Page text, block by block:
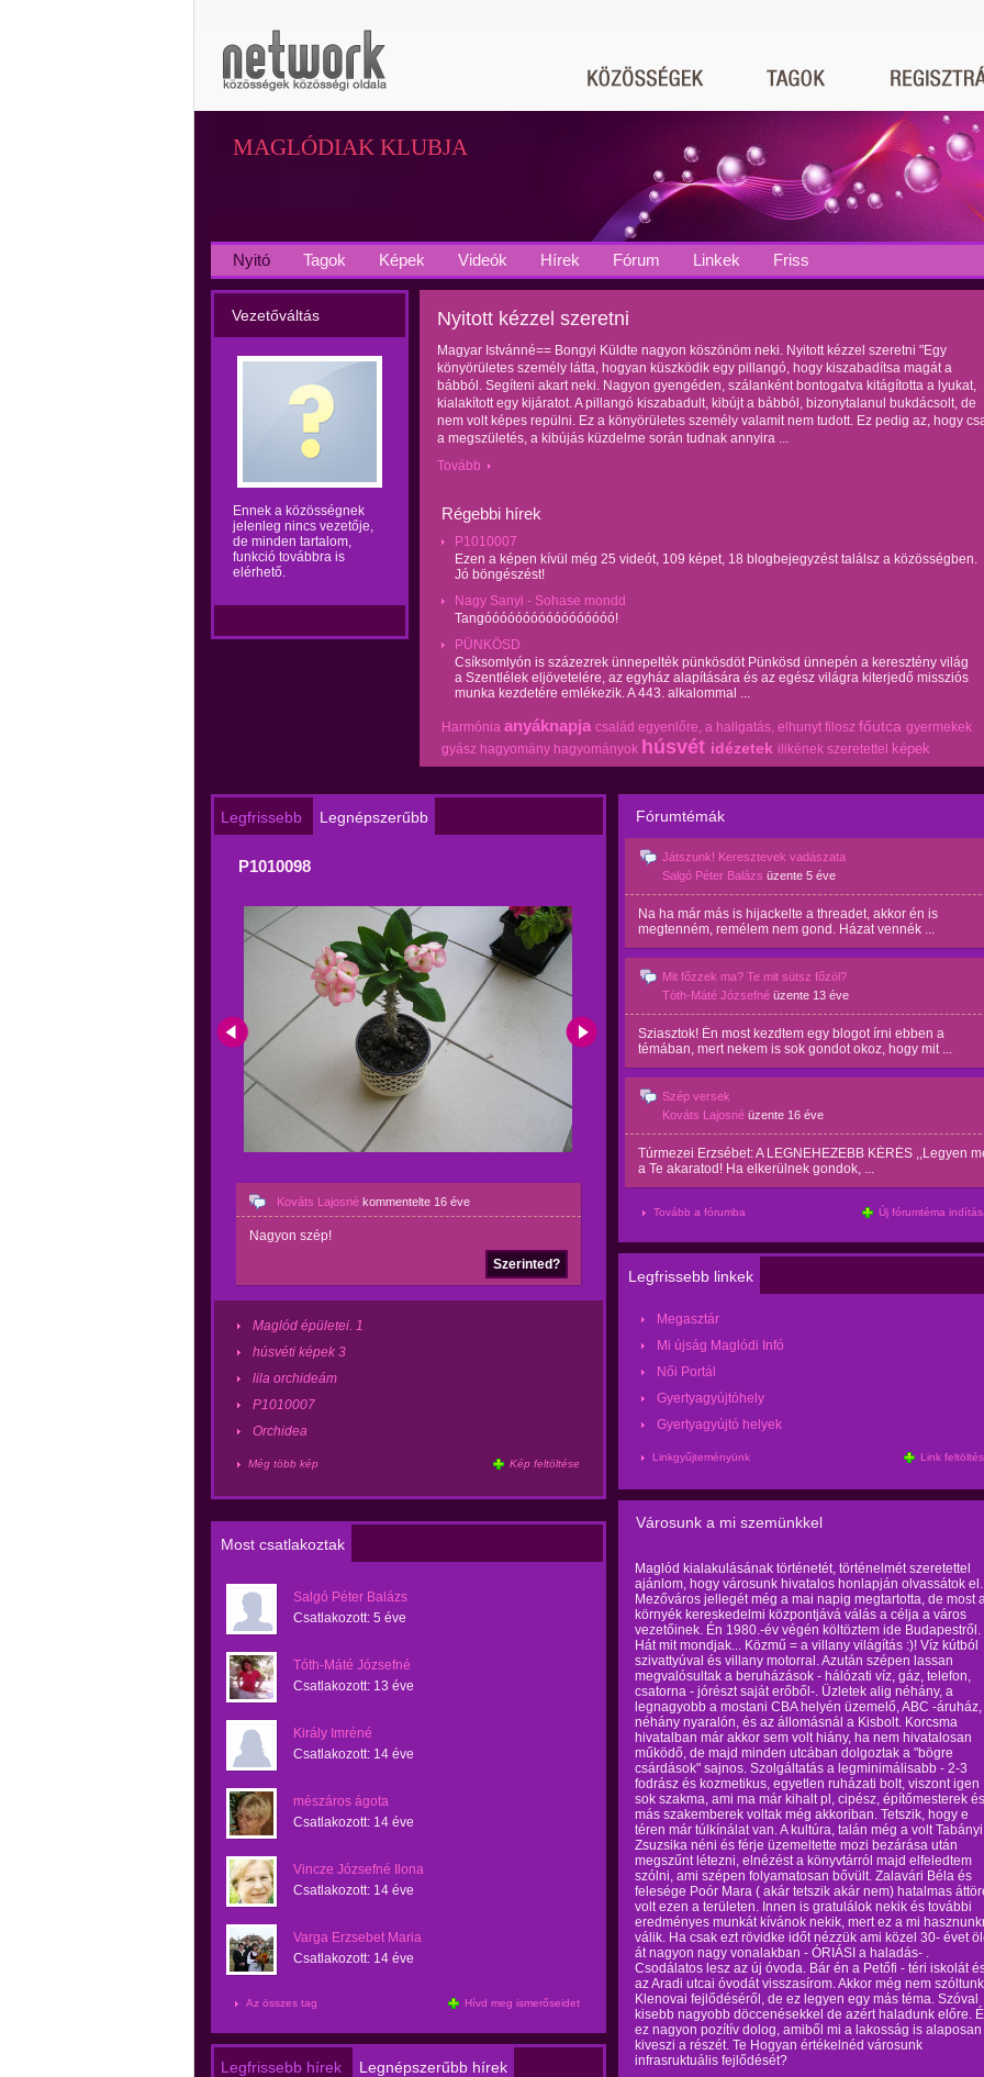
MAGLÓDIAK KLUBJA
Nyitó Tagok Képek Videók Hírek Fórum Linkek Friss
Vezetőváltás
Ennek a közösségnek
jelenleg nincs vezetője,
de minden tartalom,
funkció továbbra is
elérhető.
Nyitott kézzel szeretni
Magyar Istvánné== Bongyi Küldte nagyon köszönöm neki. Nyitott kézzel szeretni "Egy
könyörületes személy látta, hogyan küszködik egy pillangó, hogy kiszabadítsa magát a
bábból. Segíteni akart neki. Nagyon gyengéden, szálanként bontogatva kitágította a lyukat,
kialakított egy kijáratot. A pillangó kiszabadult, kibújt a bábból, bizonytalanul bukdácsolt, de
nem volt képes repülni. Ez a könyörületes személy valamit nem tudott. Ez pedig az, hogy
a megszületés, a kibújás küzdelme során tudnak annyira ...
Tovább
Régebbi hírek
P1010007
Ezen a képen kívül még 25 videót, 109 képet, 18 blogbejegyzést találsz a közösségben.
Jó böngészést!
Nagy Sanyi - Sohase mondd
Tangóóóóóóóóóóóóóóóóó!
PÜNKÖSD
Csíksomlyón is százezrek ünnepelték pünkösdöt Pünkösd ünnepén a keresztény világ
a Szentlélek eljövetelére, az egyház alapítására és az egész világra kiterjedő missziós
munka kezdetére emlékezik. A 443. alkalommal ...
Harmónia anyáknapja család egyenlőre, a hallgatás, elhunyt filosz főutca gyermekek
gyász hagyomány hagyományok húsvét idézetek ilikének szeretettel képek
Legfrissebb Legnépszerűbb
P1010098
Kováts Lajosné kommentelte 16 éve
Nagyon szép!
Szerinted?
Maglód épületei. 1
húsvéti képek 3
lila orchideám
P1010007
Orchidea
Még több kép Kép feltöltése
Most csatlakoztak
Salgó Péter Balázs
Csatlakozott: 5 éve
Tóth-Máté Józsefné
Csatlakozott: 13 éve
Király Imréné
Csatlakozott: 14 éve
mészáros ágota
Csatlakozott: 14 éve
Vincze Józsefné Ilona
Csatlakozott: 14 éve
Varga Erzsebet Maria
Csatlakozott: 14 éve
Az összes tag Hívd meg ismerőseidet
Legfrissebb hírek Legnépszerűbb hírek
Fórumtémák
Játszunk! Keresztevek vadászata
Salgó Péter Balázs üzente 5 éve
Na ha már más is hijackelte a threadet, akkor én is
megtenném, remélem nem gond. Házat vennék ...
Mit főzzek ma? Te mit sütsz főzöl?
Tóth-Máté Józsefné üzente 13 éve
Sziasztok! Én most kezdtem egy blogot írni ebben a
témában, mert nekem is sok gondot okoz, hogy mit ...
Szép versek
Kováts Lajosné üzente 16 éve
Túrmezei Erzsébet: A LEGNEHEZEBB KÉRÉS ,,Legyen
a Te akaratod! Ha elkerülnek gondok, ...
Tovább a fórumba Új fórumtéma
Legfrissebb linkek
Megasztár
Mi újság Maglódi Infó
Női Portál
Gyertyagyújtóhely
Gyertyagyújtó helyek
Linkgyűjteményünk Link
Városunk a mi szemünkkel
Maglód kialakulásának történetét, történelmét szeretettel
ajánlom, hogy városunk hivatalos honlapján olvassátok el.
Mezőváros jellegét még a mai napig megtartotta, de most
környék kereskedelmi központjává válás a célja a város
vezetőinek. Én 1980.-év végén költöztem ide Budapestről.
Hát mit mondjak... Közmű = a villany világítás :)! Víz kútból
szivattyúval és villany motorral. Azután szépen lassan
megvalósultak a beruházások - hálózati víz, gáz, telefon,
csatorna - jórészt saját erőből-. Üzletek alig néhány, a
legnagyobb a mostani CBA helyén üzemelő, ABC -áruház,
néhány nyaralón, és az állomásnál a Kisbolt. Korcsma
hivatalban már akkor sem volt hiány, ha nem hivatalosan
működő, de majd minden utcában dolgoztak a "bögre
csárdások" sajnos. Szolgáltatás a legminimálisabb - 2-3
fodrász és kozmetikus, egyetlen ruházati bolt, viszont igen
sok szakma, ami ma már kihalt pl, cipész, építőmesterek és
más szakemberek voltak még akkoriban. Tetszik, hogy e
téren már túlkínálat van. A kultúra, talán még a volt Tabányi
Zsuzsika néni és férje üzemeltette mozi bezárása után
megszűnt létezni, elnézést a könyvtárról majd elfeledtem
szólni, ami szépen folyamatosan bővült. Zalavári Béla és
felesége Poór Mara ( akár tetszik akár nem) hatalmas
volt ezen a területen. Innen is gratulálok nekik és további
eredményes munkát kívánok nekik, mert ez a mi
válik. Ha csak ezt rövidke időt nézzük ami közel 30- évet
át nagyon nagy vonalakban - ÓRIÁSI a haladás- .
Csodálatos lesz az új óvoda. Bár én a Petőfi - téri iskolát
az Aradi utcai óvodát visszasírom. Akkor még nem szóltunk
Klenovai fejlődéséről, de ez legyen egy más téma. Szóval
kisebb nagyobb döccenésekkel de azért haladunk előre.
ez nagyon pozítív dolog, amiből mi a lakosság is alaposan
kiveszi a részét. Te Hogyan értékelnéd városunk
infrasruktuális fejlődését?